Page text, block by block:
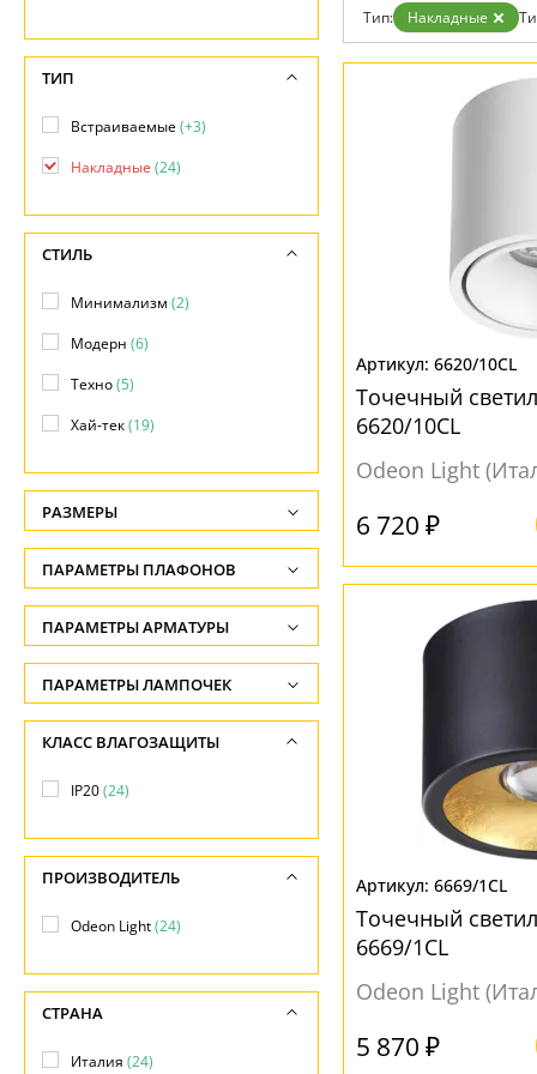
Установка
Дизайнерам
Контакты
Техно
Хай тек
Тип: Накладные
6620/10CL
Точечный
6620/10CL
Odeon Light
6 720 ₽
6669/1CL
Точечный
6669/1CL
Odeon Light
5 870 ₽
ТИП
Встраиваемые(+3)
Накладные (24)
СТИЛЬ
Минимализм (2)
Модерн (6)
Техно(5)
Хай-тек(19)
РАЗМЕРЫ
Высота, см
-
Ширина, см
-
Диаметр, см
-
Длина, см
ПАРАМЕТРЫ ПЛАФОНОВ
ФОРМА ПЛАФОНА
Цилиндр(13)
квадратная(2)
круглая(6)
прямоугольная
ПОВЕРХНОСТЬ
Рельефный(3)
НАПРАВЛЕНИЕ
ПАРАМЕТРЫ АРМАТУРЫ
ЦВЕТ АРМАТУРЫ
Белый(9)
Хром (2)
Черный(9)
МАТЕРИАЛ
ПАРАМЕТРЫ ЛАМПОЧЕК
Количество ламп
-
Общая мощность ламп
-
Напряжение
-
КЛАСС ВЛАГОЗАЩИТЫ
IP20(24)
ПРОИЗВОДИТЕЛЬ
Odeon Light(24)
СТРАНА
Италия (24)